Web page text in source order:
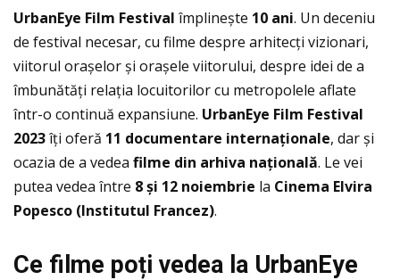
UrbanEye Film Festival împlinește 10 ani. Un deceniu
de festival necesar, cu filme despre arhitecți vizionari,
viitorul orașelor și orașele viitorului, despre idei de a
îmbunătăți relația locuitorilor cu metropolele aflate
într-o continuă expansiune. UrbanEye Film Festival
2023îți oferă 11 documentare internaționale, dar și
ocazia de a vedea filme din arhiva națională. Le vei
putea vedea între 8și 12 noiembrie la Cinema Elvira
Popesco (Institutul Francez).
Ce filme poți vedea la UrbanEye